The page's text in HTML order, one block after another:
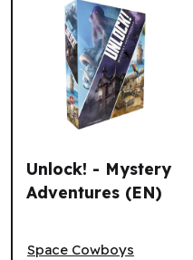
Unlock! - Mystery
Adventures (EN)
Space Cowboys